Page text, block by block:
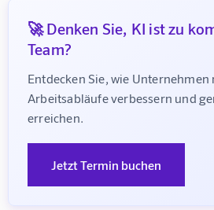
🚀 Denken Sie, KI ist zu
Team?
Entdecken Sie, wie
Arbeitsabläufe verbessern und
erreichen.
Jetzt Termin buchen